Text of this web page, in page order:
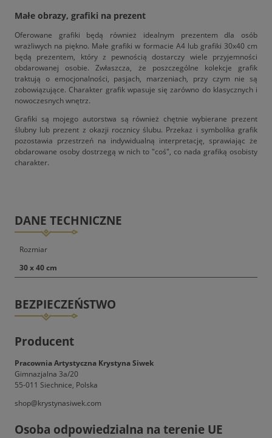
Małe obrazy, grafiki na prezent
Oferowane grafiki będą również idealnym prezentem dla osób
wrażliwych na piękno. Małe grafiki w formacie A4 lub grafiki 30x40 cm
będą prezentem, który z pewnością dostarczy wiele przyjemności
obdarowanej osobie. Zwłaszcza, że poszczególne kolekcje grafik
traktują o emocjonalności, pasjach, marzeniach, przy czym nie są
zobowiązujące. Charakter grafik wpasuje się zarówno do klasycznych i
nowoczesnych wnętrz.
Grafiki są mojego autorstwa są również chętnie wybierane prezent
ślubny lub prezent z okazji rocznicy ślubu. Przekaz i symbolika grafik
pozostawia przestrzeń na indywidualną interpretację, sprawiając że
obdarowane osoby dostrzegą w nich to "coś", co nada grafiką osobisty
charakter.
DANE TECHNICZNE
Rozmiar
30 x 40 cm
BEZPIECZEŃSTWO
Producent
Pracownia Artystyczna Krystyna Siwek
Gimnazjalna 3a/20
55-011 Siechnice, Polska
shop@krystynasiwek.com
Osoba odpowiedzialna na terenie UE